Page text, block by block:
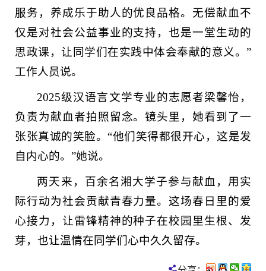
服务，养成乐于助人的优良品格。无偿献血不
仅是对社会公益事业的支持，也是一堂生动的
思政课，让同学们在实践中体会奉献的意义。”
工作人员说。
2025级汉语言文学专业的志愿者梁馨怡，
负责为献血者拍照留念。镜头里，她看到了一
张张真诚的笑脸。“他们笑得都很开心，这是发
自内心的。”她说。
两天来，百余名湘大学子参与献血，用实
际行动为社会贡献青春力量。这场春日里的爱
心接力，让雷锋精神的种子在校园里生根、发
芽，也让温情在同学们心中久久留存。